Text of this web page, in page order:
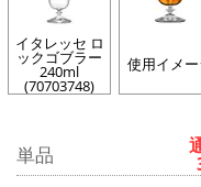
イタレッセ ロ
ックゴブラー
240ml
(70703748)
使用イメ
単品